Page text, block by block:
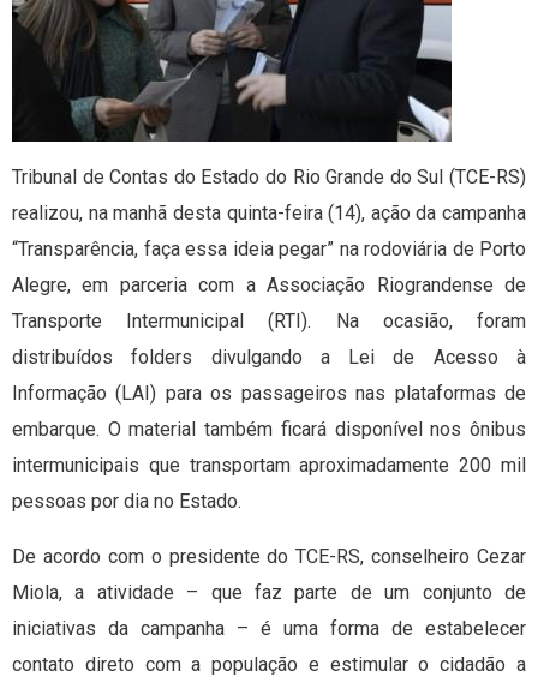
Tribunal de Contas do Estado do Rio Grande do Sul (TCE-RS)
realizou, na manhã desta quinta-feira (14), ação da campanha
“Transparência, faça essa ideia pegar” na rodoviária de Porto
Alegre, em parceria com a Associação Riograndense de
Transporte Intermunicipal (RTI). Na ocasião, foram
distribuídos folders divulgando a Lei de Acesso à
Informação (LAI) para os passageiros nas plataformas de
embarque. O material também ficará disponível nos ônibus
intermunicipais que transportam aproximadamente 200 mil
pessoas por dia no Estado.
De acordo com o presidente do TCE-RS, conselheiro Cezar
Miola, a atividade – que faz parte de um conjunto de
iniciativas da campanha – é uma forma de estabelecer
contato direto com a população e estimular o cidadão a